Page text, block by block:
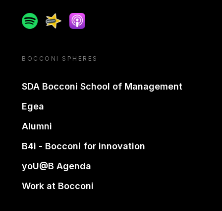
SpotifySpreakerApple podcast
BOCCONI SPHERES
SDA Bocconi School of Management
Egea
Alumni
B4i - Bocconi for innovation
yoU@B Agenda
Work at Bocconi